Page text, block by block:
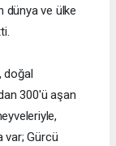
dünya ve ülke
doğal
300'ü aşan
var; Gürcü